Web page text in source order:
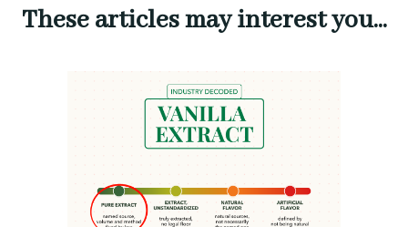
These articles may interest you...